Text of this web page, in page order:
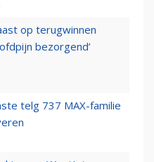
op terugwinnen
bezorgend’
telg 737 MAX-familie